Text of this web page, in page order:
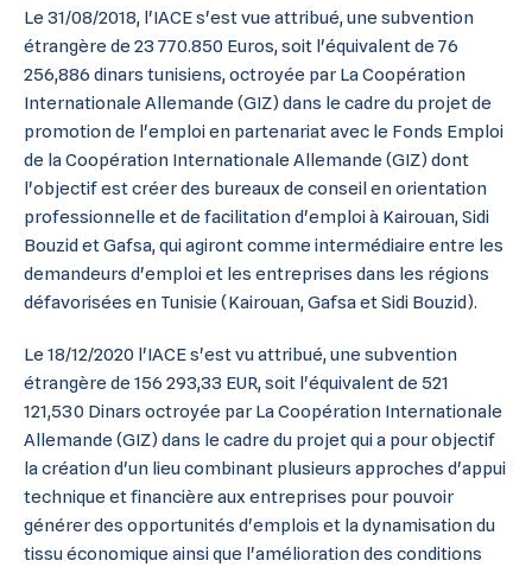
Le 31/08/2018, l'IACE s'est vue attribué, une subvention
étrangère de 23 770.850 Euros, soit l'équivalent de 76
256,886 dinars tunisiens, octroyée par La Coopération
Internationale Allemande (GIZ) dans le cadre du projet de
promotion de l'emploi en partenariat avec le Fonds Emploi
de la Coopération Internationale Allemande (GIZ) dont
l'objectif est créer des bureaux de conseil en orientation
professionnelle et de facilitation d'emploi à Kairouan, Sidi
Bouzid et Gafsa, qui agiront comme intermédiaire entre les
demandeurs d'emploi et les entreprises dans les régions
défavorisées en Tunisie (Kairouan, Gafsa et Sidi Bouzid).
Le 18/12/2020 l'IACE s'est vu attribué, une subvention
étrangère de 156 293,33 EUR, soit l'équivalent de 521
121,530 Dinars octroyée par La Coopération Internationale
Allemande (GIZ) dans le cadre du projet qui a pour objectif
la création d'un lieu combinant plusieurs approches d'appui
technique et financière aux entreprises pour pouvoir
générer des opportunités d'emplois et la dynamisation du
tissu économique ainsi que l'amélioration des conditions